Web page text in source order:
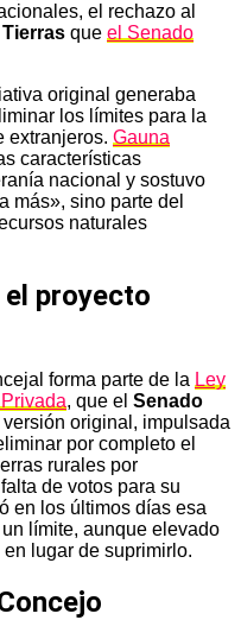
el rechazo al
Tierras que el Senado
original generaba
los límites para la
extranjeros. Gauna
características
nacional y sostuvo
más», sino parte del
naturales
proyecto
forma parte de la Ley
, que el Senado
original, impulsada
por completo el
rurales por
de votos para su
en los últimos días esa
límite, aunque elevado
lugar de suprimirlo.